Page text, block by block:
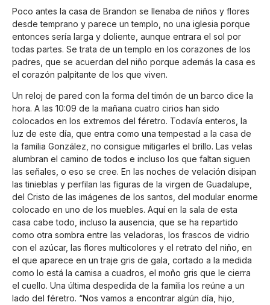
Poco antes la casa de Brandon se llenaba de niños y flores
desde temprano y parece un templo, no una iglesia porque
entonces sería larga y doliente, aunque entrara el sol por
todas partes. Se trata de un templo en los corazones de los
padres, que se acuerdan del niño porque además la casa es
el corazón palpitante de los que viven.
Un reloj de pared con la forma del timón de un barco dice la
hora. A las 10:09 de la mañana cuatro cirios han sido
colocados en los extremos del féretro. Todavía enteros, la
luz de este día, que entra como una tempestad a la casa de
la familia González, no consigue mitigarles el brillo. Las velas
alumbran el camino de todos e incluso los que faltan siguen
las señales, o eso se cree. En las noches de velación disipan
las tinieblas y perfilan las figuras de la virgen de Guadalupe,
del Cristo de las imágenes de los santos, del modular enorme
colocado en uno de los muebles. Aquí en la sala de esta
casa cabe todo, incluso la ausencia, que se ha repartido
como otra sombra entre las veladoras, los frascos de vidrio
con el azúcar, las flores multicolores y el retrato del niño, en
el que aparece en un traje gris de gala, cortado a la medida
como lo está la camisa a cuadros, el moño gris que le cierra
el cuello. Una última despedida de la familia los reúne a un
lado del féretro. “Nos vamos a encontrar algún día, hijo,